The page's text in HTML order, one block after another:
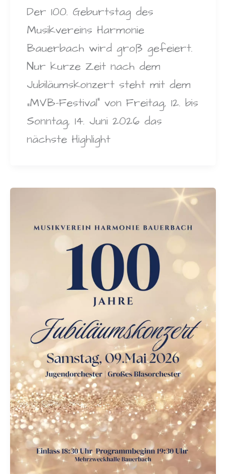
Der 100. Geburtstag des
Musikvereins Harmonie
Bauerbach wird groß gefeiert.
Nur kurze Zeit nach dem
Jubiläumskonzert steht mit dem
„MVB-Festival“ von Freitag, 12. bis
Sonntag, 14. Juni 2026 das
nächste Highlight